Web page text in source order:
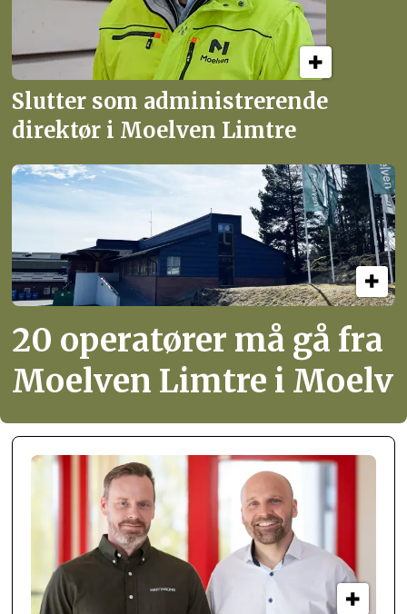
Slutter som administrerende
direktør i Moelven Limtre
20 operatører må gå fra
Moelven Limtre i Moelv